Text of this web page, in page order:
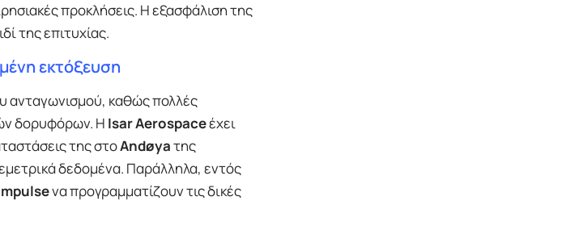
προκλήσεις. Η εξασφάλιση της
της επιτυχίας.
εκτόξευση
ανταγωνισμού, καθώς πολλές
δορυφόρων. Η Isar Aerospaceέχει
της στοAndøyaτης
δεδομένα. Παράλληλα, εντός
να προγραμματίζουν τις δικές